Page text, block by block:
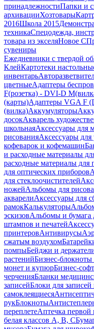
принадлежностиПапки и
архивацииХозтовары
2016Школа 2015
техникаСпецодежда,
товара из экселяНовое С
сувениры
Ежедневники с твердой
КлейКартотеки
инвентарь
цветныеАдаптеры
F(розетка) - DVI-D
(карты)Адаптеры VGA F
(вилка)Аккумуляторы
досокАкварель
школьнаяАксессуары для
рисованияАксессуары
кофеварок и кофемашин
и расходные материалы
расходные материалы для
для оптических приборов
для стеклоочистителей
ножейАльбомы для
акварелиАксессуары для
рамокКалькуляторы
эскизовАльбомы и бумага
штампов и печатей
принтеровАнтивирусы
сжатым воздухом
помпыБейджи и
растенийБизнес-блокноты
монет и купюрБизнес-софт
черченияБланки
записейБлоки для записей
самоклеящиеся
рукБлокноты
переплетеАптечка
белая классов А, В, С